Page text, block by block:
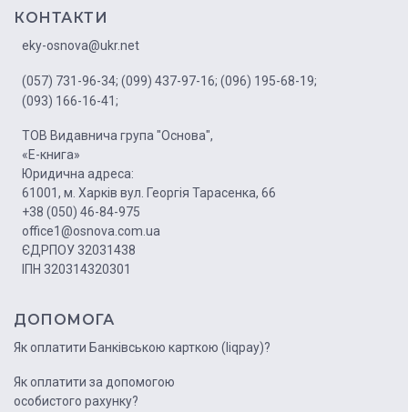
КОНТАКТИ
eky-osnova@ukr.net
(057) 731-96-34; (099) 437-97-16; (096) 195-68-19;
(093) 166-16-41;
ТОВ Видавнича група "Основа",
«Е-книга»
Юридична адреса:
61001, м. Харків вул. Георгія Тарасенка, 66
+38 (050) 46-84-975
office1@osnova.com.ua
ЄДРПОУ 32031438
ІПН 320314320301
ДОПОМОГА
Як оплатити Банківською карткою (liqpay)?
Як оплатити за допомогою
особистого рахунку?